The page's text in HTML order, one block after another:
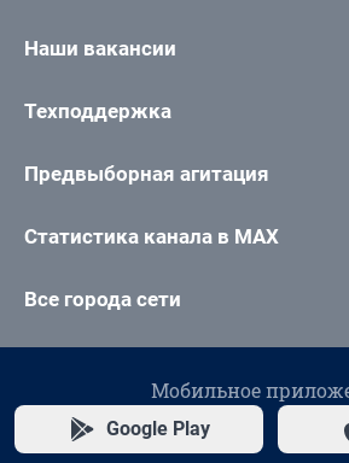
Наши вакансии
Техподдержка
Предвыборная агитация
Статистика канала в MAX
Все города сети
Мобильное
Google Play